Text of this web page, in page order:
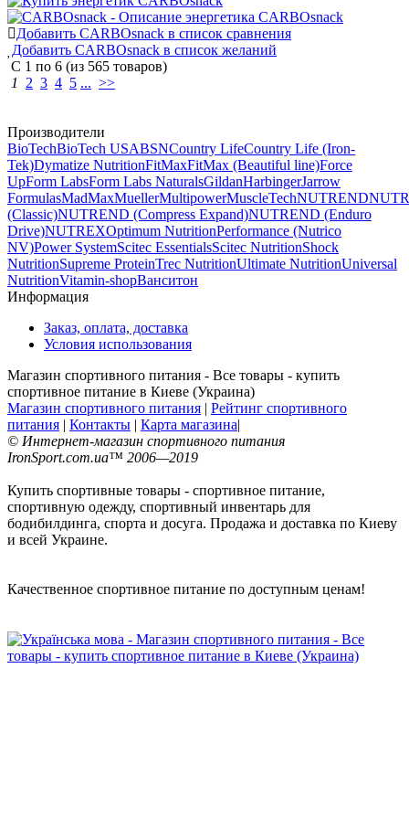
Добавить CARBOsnack в список сравнения
Добавить CARBOsnack в список желаний
С 1 по 6 (из 565 товаров)
1
2 3 4 5 ... >>
Производители
BioTechBioTech USABSNCountry LifeCountry Life (Iron-
Tek)Dymatize NutritionFitMaxFitMax (Beautiful line)Force
UpForm LabsForm Labs NaturalsGildanHarbingerJarrow
FormulasMadMaxMuellerMultipowerMuscleTechNUTREND
(Classic)NUTREND (Compress Expand)NUTREND (Enduro
Drive)NUTREXOptimum NutritionPerformance (Nutrico
NV)Power SystemScitec EssentialsScitec NutritionShock
NutritionSupreme ProteinTrec NutritionUltimate NutritionUniversal
NutritionVitamin-shopВанситон
Информация
Заказ, оплата, доставка
Условия использования
Магазин спортивного питания - Все товары - купить
спортивное питание в Киеве (Украина)
Магазин спортивного питания | Рейтинг спортивного
питания | Контакты | Карта магазина|
© Интернет-магазин спортивного питания
IronSport.com.ua™ 2006—2019
Купить спортивные товары - спортивное питание,
спортивную одежду, спортивный инвентарь для
бодибилдинга, спорта и досуга. Продажа и доставка по Киеву
и всей Украине.
Качественное спортивное питание по доступным ценам!